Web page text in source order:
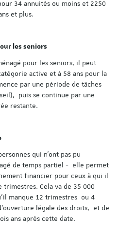
34 annuités ou moins et 2250
et plus.
les seniors
pour les seniors, il peut
active et à 58 ans pour la
par une période de tâches
puis se continue par une
restante.
qui n’ont pas pu
de temps partiel - elle permet
financier pour ceux à qui il
Cela va de 35 000
manque 12 trimestres ou 4
légale des droits, et de
ans après cette date.